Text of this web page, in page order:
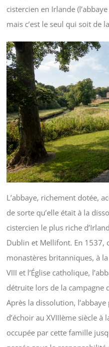
cistercien en Irlande
mais c’est le seul qui soit de
L’abbaye, richement dotée,
de sorte qu’elle était à la
cistercien le plus riche
Dublin et Mellifont. En 1537,
monastères britanniques, à
VIII et l’Église catholique,
détruite lors de la campagne
Après la dissolution,
d’échoir au XVIIIème siècle
occupée par cette famille